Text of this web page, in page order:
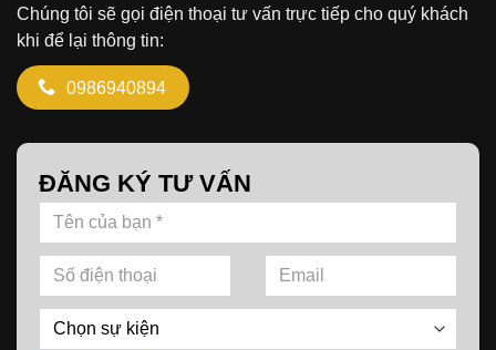
Chúng tôi sẽ gọi điện thoại tư vấn trực tiếp cho quý khách
khi để lại thông tin:
0986940894
ĐĂNG KÝ TƯ VẤN